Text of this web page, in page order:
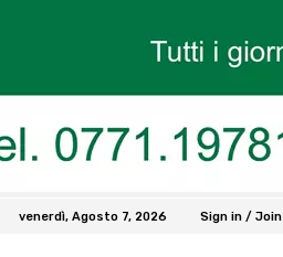
venerdì, Agosto 7, 2026 Sign in / Join